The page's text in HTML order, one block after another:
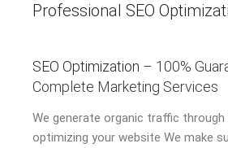
Professional SEO
SEO Optimization – 100%
Complete Marketing Services
We generate organic traffic through
optimizing your website We make